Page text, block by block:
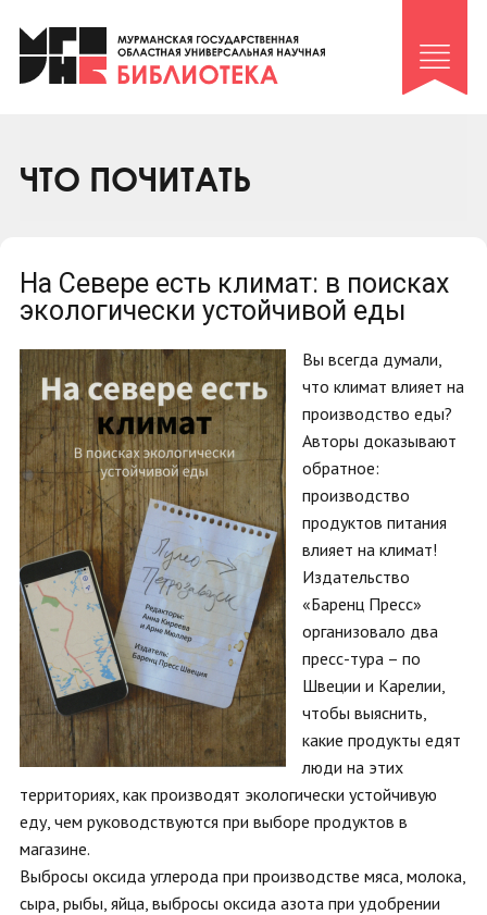
Клуб «Гиря и сельдерей»
Клуб «Семейный архив»
Коллегам
ЧТО ПОЧИТАТЬ
На Севере есть климат: в поисках
экологически устойчивой еды
Вы всегда думали,
что климат влияет на
производство еды?
Авторы доказывают
обратное:
производство
продуктов питания
влияет на климат!
Издательство
«Баренц Пресс»
организовало два
пресс-тура – по
Швеции и Карелии,
чтобы выяснить,
какие продукты едят
люди на этих
территориях, как производят экологически устойчивую
еду, чем руководствуются при выборе продуктов в
магазине.
Выбросы оксида углерода при производстве мяса, молока,
сыра, рыбы, яйца, выбросы оксида азота при удобрении